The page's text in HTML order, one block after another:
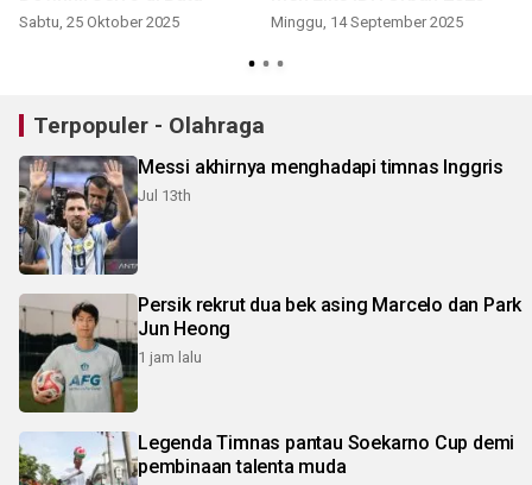
Sabtu, 25 Oktober 2025 Minggu, 14 September 2025
Terpopuler - Olahraga
Messi akhirnya menghadapi timnas Inggris
Jul 13th
Persik rekrut dua bek asing Marcelo dan Park
Jun Heong
1 jam lalu
Legenda Timnas pantau Soekarno Cup demi
pembinaan talenta muda